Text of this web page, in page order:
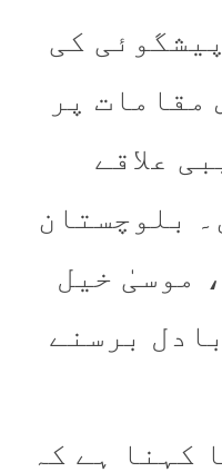
کی
مقامات پر
علاقے
بلوچستان
موسیٰ خیل
برسنے
کہنا ہے کہ